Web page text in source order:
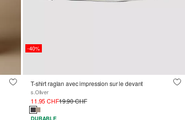
-40%
T-shirt raglan avec impression sur le devant
s.Oliver
11.95 CHF19.90 CHF
DURABLE